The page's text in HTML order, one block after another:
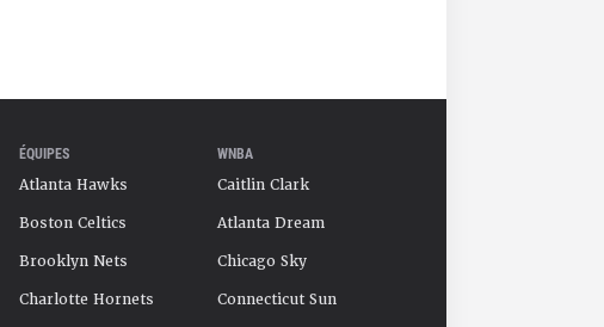
ÉQUIPES
Atlanta Hawks
Boston Celtics
Brooklyn Nets
Charlotte Hornets
WNBA
Caitlin Clark
Atlanta Dream
Chicago Sky
Connecticut Sun